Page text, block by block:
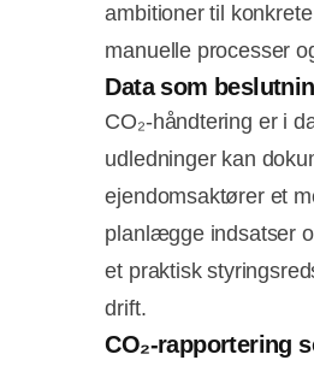
ambitioner til
manuelle processer
Data som
CO₂‑håndtering er i
udledninger kan
ejendomsaktører et
planlægge indsatser
et praktisk
drift.
CO₂‑rapportering